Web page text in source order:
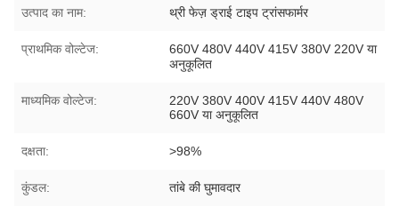
उत्पाद का नाम: थ्री फेज़ ड्राई टाइप ट्रांसफार्मर
प्राथमिक वोल्टेज:
660V 480V 440V 415V 380V 220V या
अनुकूलित
माध्यमिक वोल्टेज:
220V 380V 400V 415V 440V 480V
660V या अनुकूलित
दक्षता: >98%
कुंडल: तांबे की घुमावदार